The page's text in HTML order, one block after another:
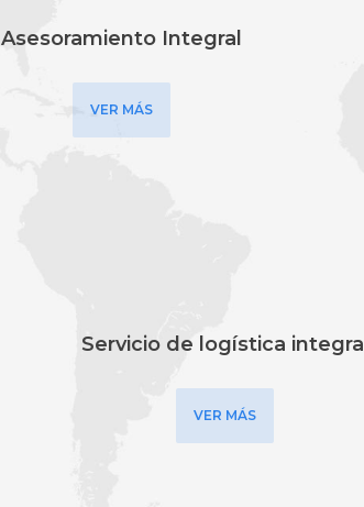
Asesoramiento Integral
VER MÁS
Servicio de logística integral
VER MÁS